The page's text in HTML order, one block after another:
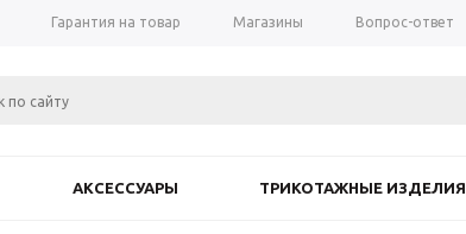
Гарантия на товар Магазины Вопрос-ответ
АКСЕССУАРЫ ТРИКОТАЖНЫЕ ИЗДЕЛИЯ